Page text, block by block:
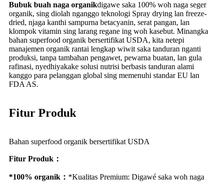
Bubuk buah naga organikdigawe saka 100% woh naga seger
organik, sing diolah nganggo teknologi Spray drying lan freeze-
dried, njaga kanthi sampurna betacyanin, serat pangan, lan
klompok vitamin sing larang regane ing woh kasebut. Minangka
bahan superfood organik bersertifikat USDA, kita netepi
manajemen organik rantai lengkap wiwit saka tanduran nganti
produksi, tanpa tambahan pengawet, pewarna buatan, lan gula
rafinasi, nyedhiyakake solusi nutrisi berbasis tanduran alami
kanggo para pelanggan global sing memenuhi standar EU lan
FDA AS.
Fitur Produk
Bahan superfood organik bersertifikat USDA
Fitur Produk：
*100% organik： *Kualitas Premium: Digawé saka woh naga